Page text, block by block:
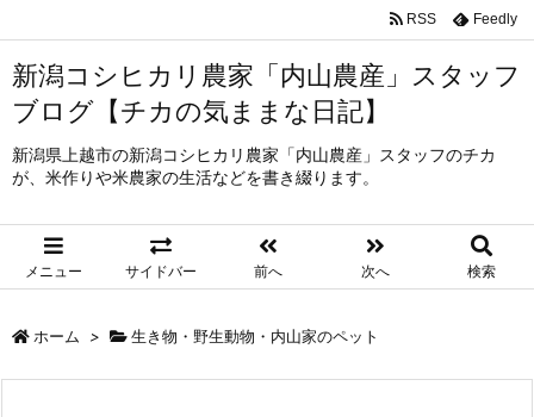
新潟コシヒカリ農家「内山農産」スタッフ
ブログ【チカの気ままな日記】
新潟県上越市の新潟コシヒカリ農家「内山農産」スタッフのチカ
が、米作りや米農家の生活などを書き綴ります。
メニュー サイドバー 前へ 次へ 検索
RSS Feedly
ホーム > 生き物・野生動物・内山家のペット